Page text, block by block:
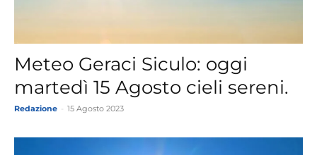
Meteo Geraci Siculo: oggi
martedì 15 Agosto cieli sereni.
Redazione 15 Agosto 2023